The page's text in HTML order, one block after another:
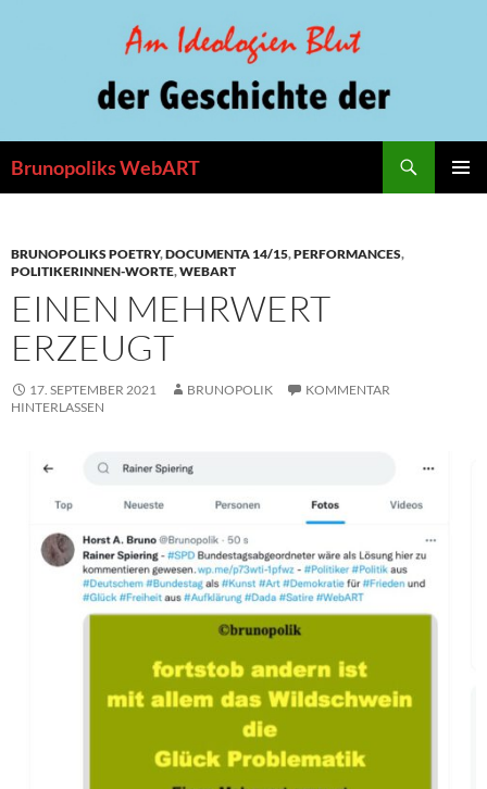
Brunopoliks WebART
BRUNOPOLIKS POETRY,DOCUMENTA 14/15,PERFORMANCES,
POLITIKERINNEN-WORTE,WEBART
EINEN MEHRWERT
ERZEUGT
17. SEPTEMBER 2021 BRUNOPOLIK
KOMMENTAR
HINTERLASSEN